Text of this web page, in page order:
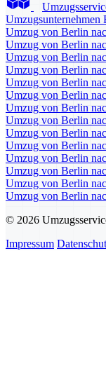
Umzugsunternehmen
Umzug von Berlin
Umzug von Berlin
Umzug von Berlin
Umzug von Berlin
Umzug von Berlin
Umzug von Berlin
Umzug von Berlin
Umzug von Berlin
Umzug von Berlin
Umzug von Berlin
Umzug von Berlin
Umzug von Berlin
Umzug von Berlin
Umzug von Berlin
© 2026
Impressum